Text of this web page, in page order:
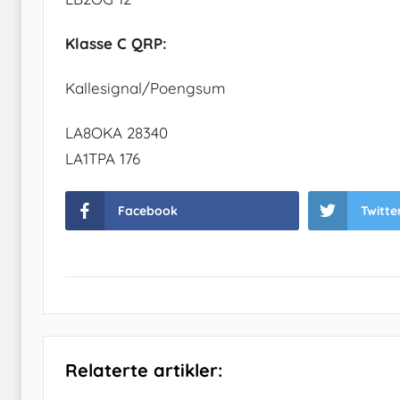
Klasse C QRP:
Kallesignal/Poengsum
LA8OKA 28340
LA1TPA 176
Facebook
Relaterte artikler: